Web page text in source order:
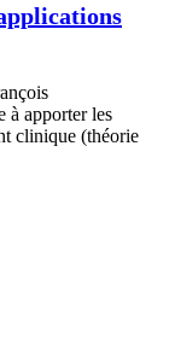
apporter les
clinique (théorie